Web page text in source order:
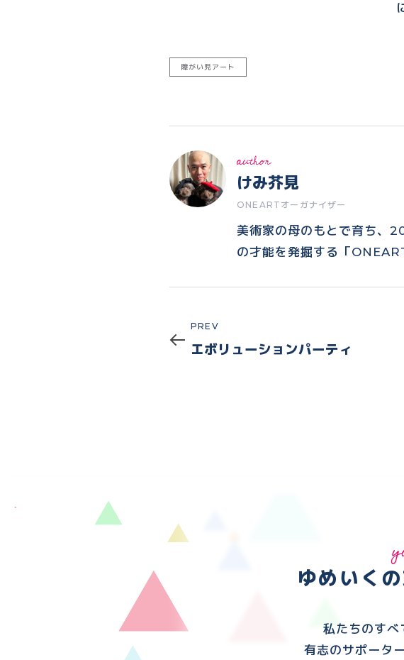
障がい児アート
author
けみ芥見
ONEARTオーガナイザー
美術家の母のもとで育ち、
の才能を発掘する「
Prev
PREV
エボリューションパーティ
ゆめいく
私たちのすべ
有志のサポータ